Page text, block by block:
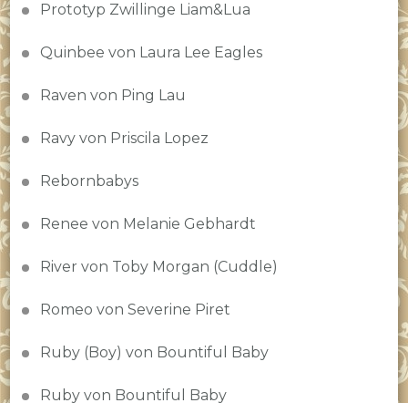
Prototyp Zwillinge Liam&Lua
Quinbee von Laura Lee Eagles
Raven von Ping Lau
Ravy von Priscila Lopez
Rebornbabys
Renee von Melanie Gebhardt
River von Toby Morgan (Cuddle)
Romeo von Severine Piret
Ruby (Boy) von Bountiful Baby
Ruby von Bountiful Baby